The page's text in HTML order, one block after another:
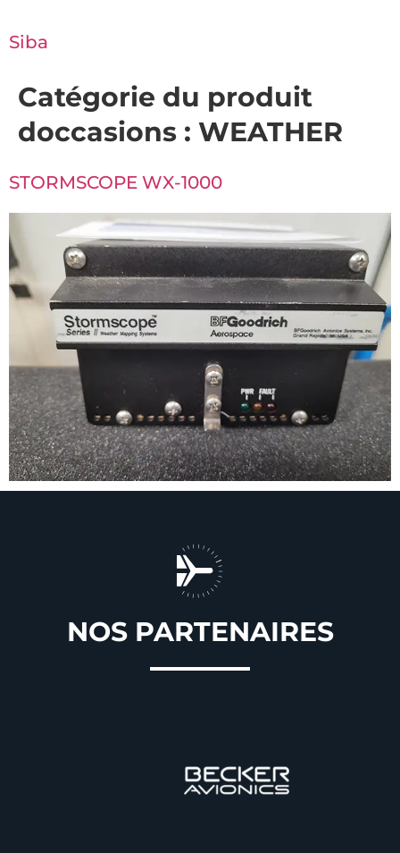
Siba
Catégorie du produit
doccasions : WEATHER
STORMSCOPE WX-1000
NOS PARTENAIRES